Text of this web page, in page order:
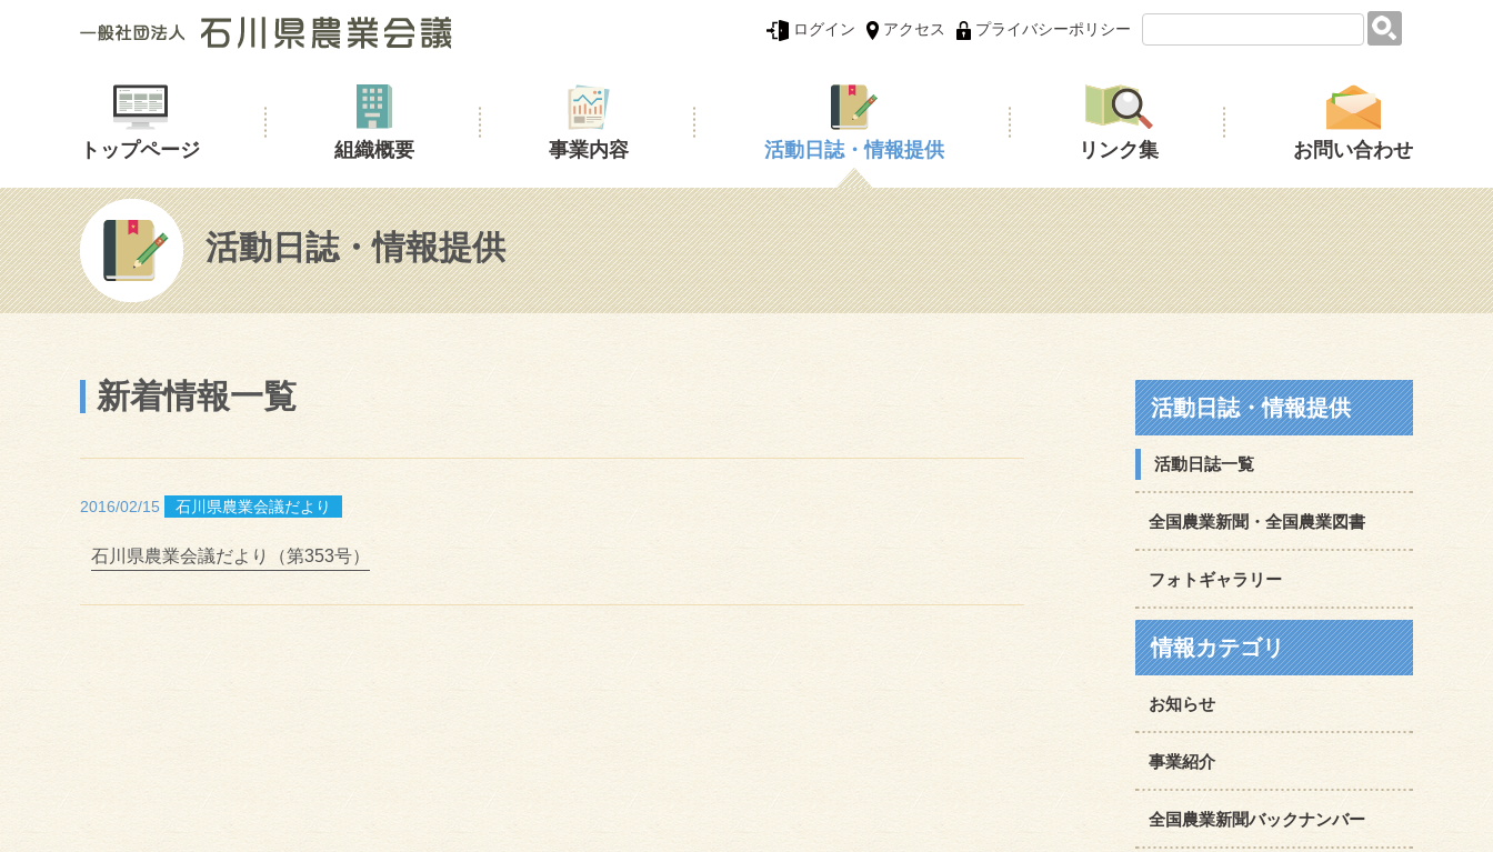
ログイン アクセス プライバシーポリシー
トップページ 組織概要 事業内容 活動日誌・情報提供 リンク集 お問い合わせ
活動日誌・情報提供
新着情報一覧
2016/02/15 石川県農業会議だより
石川県農業会議だより（第353号）
活動日誌・情報提供
活動日誌一覧
全国農業新聞・全国農業図書
フォトギャラリー
情報カテゴリ
お知らせ
事業紹介
全国農業新聞バックナンバー